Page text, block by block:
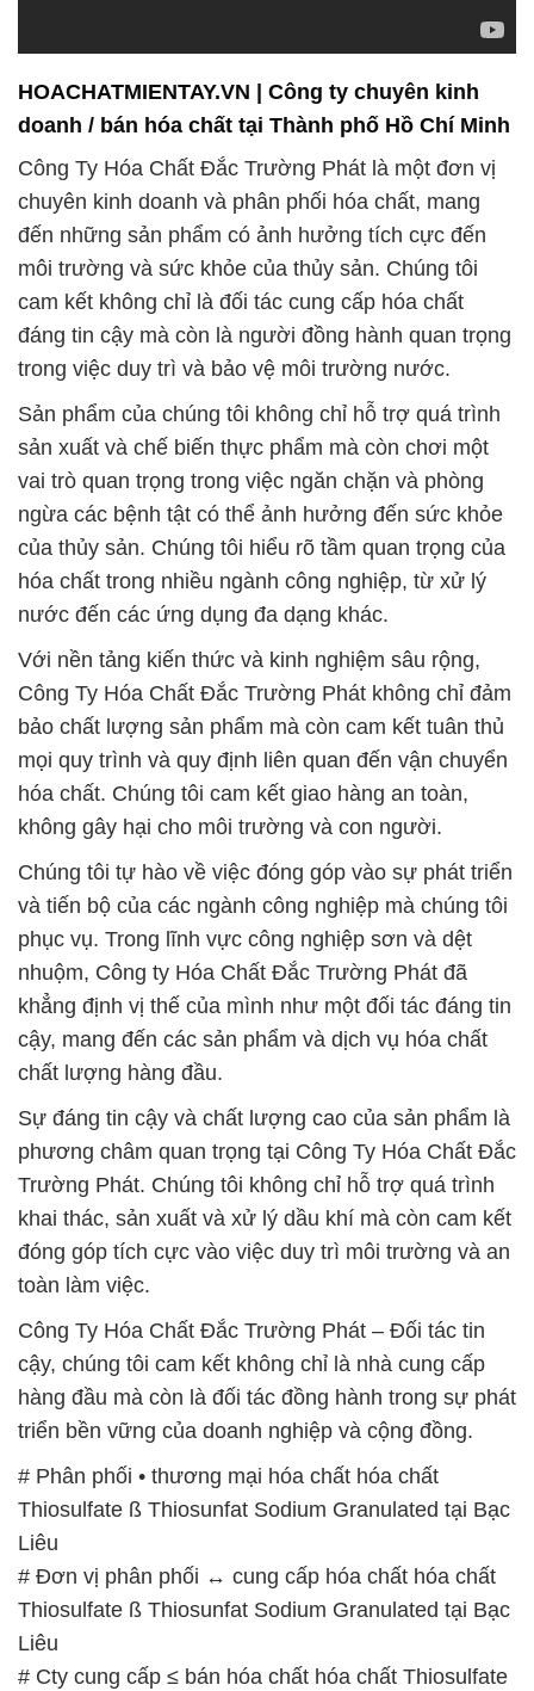
HOACHATMIENTAY.VN | Công ty chuyên kinh
doanh / bán hóa chất tại Thành phố Hồ Chí Minh
Công Ty Hóa Chất Đắc Trường Phát là một đơn vị
chuyên kinh doanh và phân phối hóa chất, mang
đến những sản phẩm có ảnh hưởng tích cực đến
môi trường và sức khỏe của thủy sản. Chúng tôi
cam kết không chỉ là đối tác cung cấp hóa chất
đáng tin cậy mà còn là người đồng hành quan trọng
trong việc duy trì và bảo vệ môi trường nước.
Sản phẩm của chúng tôi không chỉ hỗ trợ quá trình
sản xuất và chế biến thực phẩm mà còn chơi một
vai trò quan trọng trong việc ngăn chặn và phòng
ngừa các bệnh tật có thể ảnh hưởng đến sức khỏe
của thủy sản. Chúng tôi hiểu rõ tầm quan trọng của
hóa chất trong nhiều ngành công nghiệp, từ xử lý
nước đến các ứng dụng đa dạng khác.
Với nền tảng kiến thức và kinh nghiệm sâu rộng,
Công Ty Hóa Chất Đắc Trường Phát không chỉ đảm
bảo chất lượng sản phẩm mà còn cam kết tuân thủ
mọi quy trình và quy định liên quan đến vận chuyển
hóa chất. Chúng tôi cam kết giao hàng an toàn,
không gây hại cho môi trường và con người.
Chúng tôi tự hào về việc đóng góp vào sự phát triển
và tiến bộ của các ngành công nghiệp mà chúng tôi
phục vụ. Trong lĩnh vực công nghiệp sơn và dệt
nhuộm, Công ty Hóa Chất Đắc Trường Phát đã
khẳng định vị thế của mình như một đối tác đáng tin
cậy, mang đến các sản phẩm và dịch vụ hóa chất
chất lượng hàng đầu.
Sự đáng tin cậy và chất lượng cao của sản phẩm là
phương châm quan trọng tại Công Ty Hóa Chất Đắc
Trường Phát. Chúng tôi không chỉ hỗ trợ quá trình
khai thác, sản xuất và xử lý dầu khí mà còn cam kết
đóng góp tích cực vào việc duy trì môi trường và an
toàn làm việc.
Công Ty Hóa Chất Đắc Trường Phát – Đối tác tin
cậy, chúng tôi cam kết không chỉ là nhà cung cấp
hàng đầu mà còn là đối tác đồng hành trong sự phát
triển bền vững của doanh nghiệp và cộng đồng.
# Phân phối • thương mại hóa chất hóa chất
Thiosulfate ß Thiosunfat Sodium Granulated tại Bạc
Liêu
# Đơn vị phân phối ↔ cung cấp hóa chất hóa chất
Thiosulfate ß Thiosunfat Sodium Granulated tại Bạc
Liêu
# Cty cung cấp ≤ bán hóa chất hóa chất Thiosulfate